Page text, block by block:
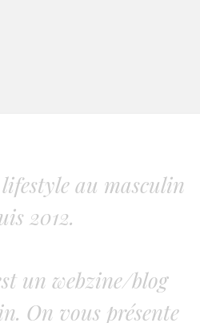
au masculin
2012.
un webzine/blog
On vous présente